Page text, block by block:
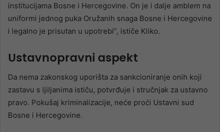
institucijama Bosne i Hercegovine. On je i dalje amblem na
uniformi jednog puka Oružanih snaga Bosne i Hercegovine
i legalno je prisutan u upotrebi”, ističe Kliko.
Ustavnopravni aspekt
Da nema zakonskog uporišta za sankcioniranje onih koji
zastavu s ljiljanima ističu, potvrđuje i stručnjak za ustavno
pravo. Pokušaj kriminalizacije, neće proći Ustavni sud
Bosne i Hercegovine.